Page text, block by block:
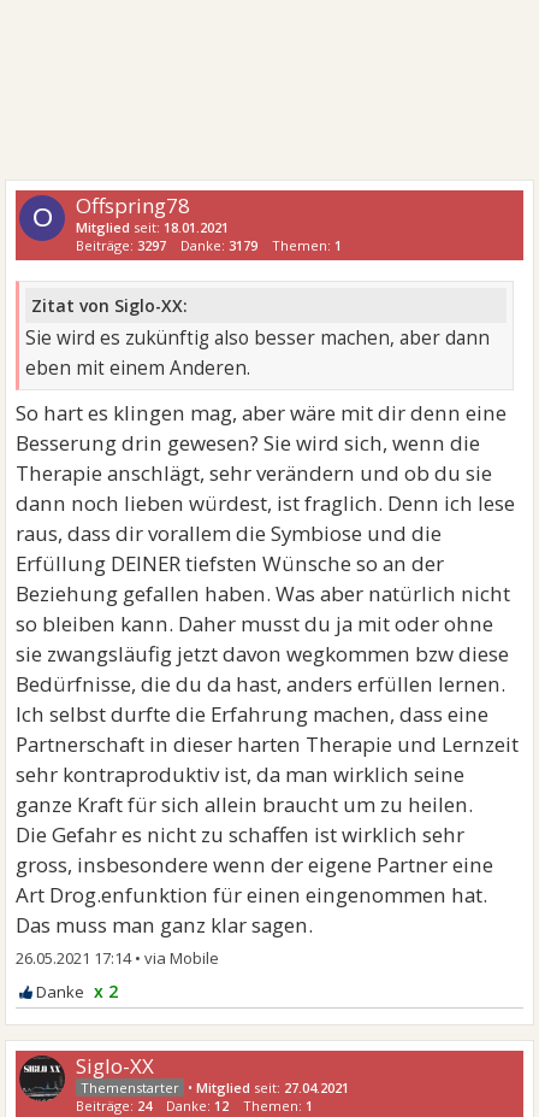
O Offspring78
Mitglied seit: 18.01.2021
Beiträge:3297 Danke:3179 Themen: 1
Zitat von Siglo-XX:
Sie wird es zukünftig also besser machen, aber dann
eben mit einem Anderen.
So hart es klingen mag, aber wäre mit dir denn eine
Besserung drin gewesen? Sie wird sich, wenn die
Therapie anschlägt, sehr verändern und ob du sie
dann noch lieben würdest, ist fraglich. Denn ich lese
raus, dass dir vorallem die Symbiose und die
Erfüllung DEINER tiefsten Wünsche so an der
Beziehung gefallen haben. Was aber natürlich nicht
so bleiben kann. Daher musst du ja mit oder ohne
sie zwangsläufig jetzt davon wegkommen bzw diese
Bedürfnisse, die du da hast, anders erfüllen lernen.
Ich selbst durfte die Erfahrung machen, dass eine
Partnerschaft in dieser harten Therapie und Lernzeit
sehr kontraproduktiv ist, da man wirklich seine
ganze Kraft für sich allein braucht um zu heilen.
Die Gefahr es nicht zu schaffen ist wirklich sehr
gross, insbesondere wenn der eigene Partner eine
Art Drog.enfunktion für einen eingenommen hat.
Das muss man ganz klar sagen.
26.05.2021 17:14•
x 2
Siglo-XX
•Mitglied seit: 27.04.2021
Beiträge: 24 Danke: 12 Themen: 1